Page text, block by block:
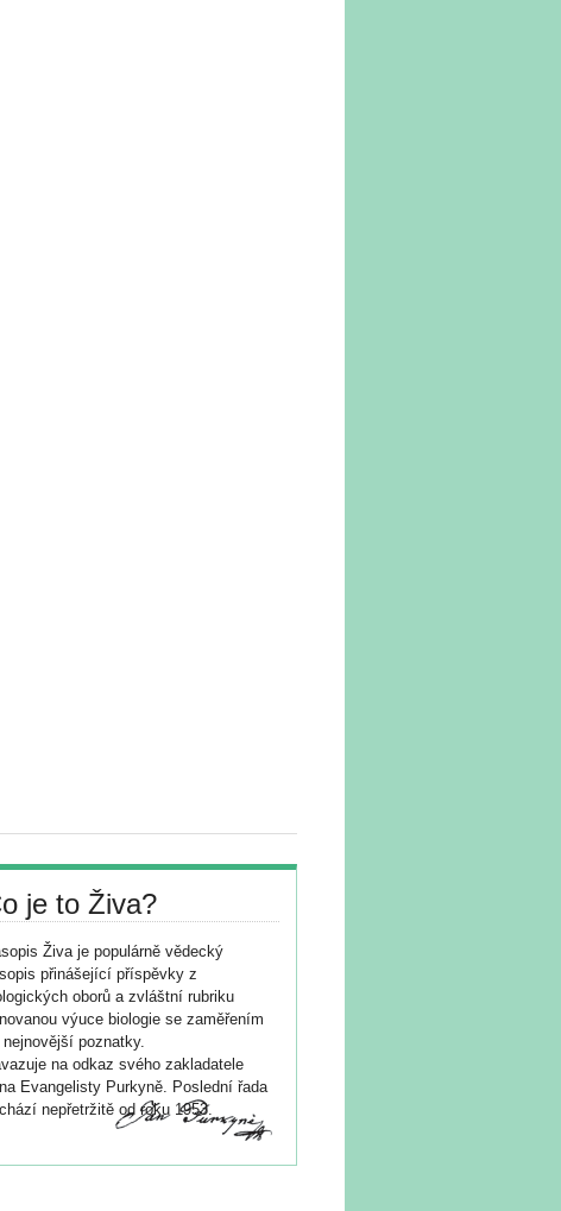
je to Živa?
Živa je populárně vědecký
přinášející příspěvky z
oborů a zvláštní rubriku
výuce biologie se zaměřením
nejnovější poznatky.
na odkaz svého zakladatele
Evangelisty Purkyně. Poslední řada
nepřetržitě od roku 1953.